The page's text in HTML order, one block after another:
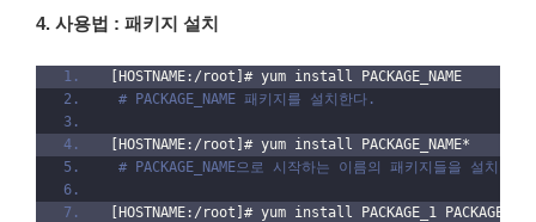
4. 사용법 : 패키지 설치
[HOSTNAME:/root]# yum install PACKAGE_NAME
# PACKAGE_NAME 패키지를 설치한다.
[HOSTNAME:/root]# yum install PACKAGE_NAME*
# PACKAGE_NAME으로 시작하는 이름의 패키지들을 설치한다.
[HOSTNAME:/root]# yum install PACKAGE_1 PACKAGE_2